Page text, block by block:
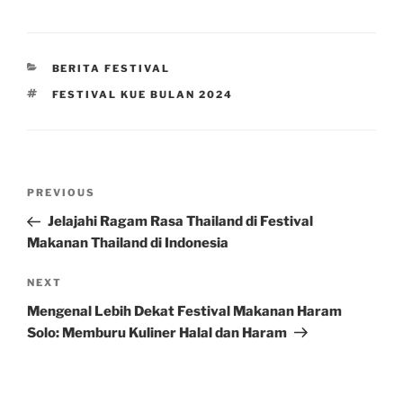
CATEGORIES
BERITA FESTIVAL
TAGS
FESTIVAL KUE BULAN 2024
Previous
Post
PREVIOUS
Jelajahi Ragam Rasa Thailand di Festival
Makanan Thailand di Indonesia
Next
Post
NEXT
Mengenal Lebih Dekat Festival Makanan Haram
Solo: Memburu Kuliner Halal dan Haram